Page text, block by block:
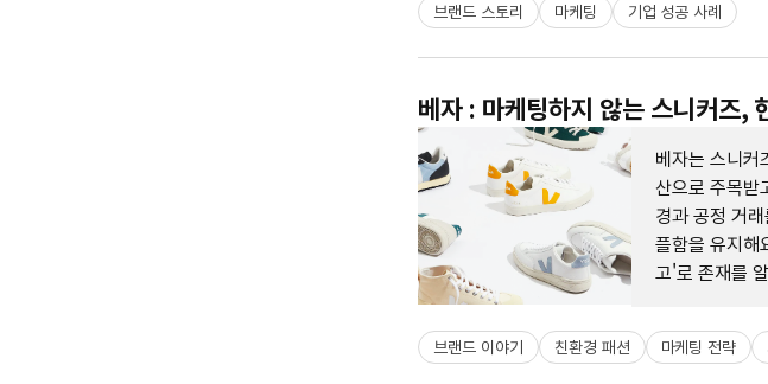
브랜드 스토리 마케팅 기업 성공 사례
베자 : 마케팅하지 않는 스니커즈,
베자는 스니커
산으로 주목받
경과 공정 거
플함을 유지해
고'로 존재를
브랜드 이야기 친환경 패션 마케팅 전략